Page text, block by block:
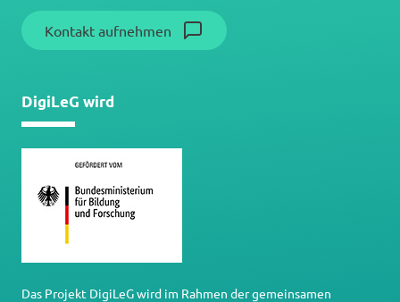
Kontakt aufnehmen
DigiLeG wird
Das Projekt DigiLeG wird im Rahmen der gemeinsamen